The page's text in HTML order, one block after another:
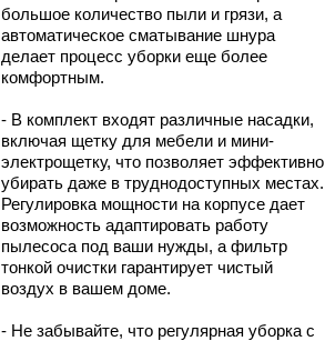
большое количество пыли и грязи, а
автоматическое сматывание шнура
делает процесс уборки еще более
комфортным.
- В комплект входят различные насадки,
включая щетку для мебели и мини-
электрощетку, что позволяет эффективно
убирать даже в труднодоступных местах.
Регулировка мощности на корпусе дает
возможность адаптировать работу
пылесоса под ваши нужды, а фильтр
тонкой очистки гарантирует чистый
воздух в вашем доме.
- Не забывайте, что регулярная уборка с